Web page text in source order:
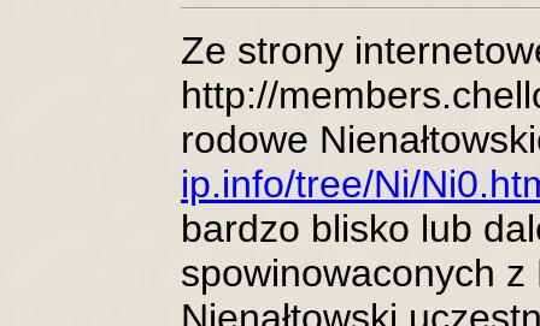
Ze strony
http://
rodowe
ip.info/tree/Ni/
bardzo blisko lub
spowinowaconych z